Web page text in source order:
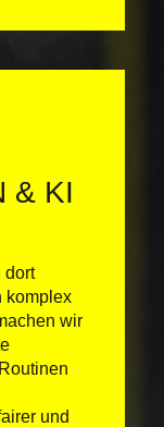
& KI
dort
komplex
wir
und